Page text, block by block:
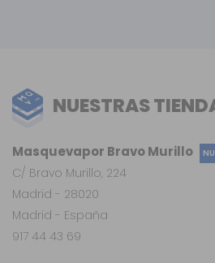
NUESTRAS
Masquevapor Bravo Murillo
C/ Bravo Murillo, 224
Madrid - 28020
Madrid - España
917 44 43 69